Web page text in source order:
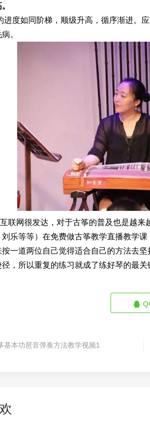
如同阶梯，顺级升高，循序渐进。应
。
很发达，对于古筝的普及也是越来越
刘乐等等）在免费做古筝教学直播教学
按一道两位自己觉得适合自己的方法去
，所以重复的练习就成了练好琴的最关
基本功琶音弹奏方法教学视频1